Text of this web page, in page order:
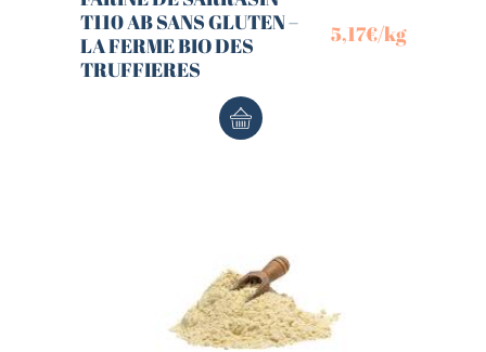
T110 AB SANS GLUTEN –
LA FERME BIO DES
TRUFFIERES
5,17€/kg